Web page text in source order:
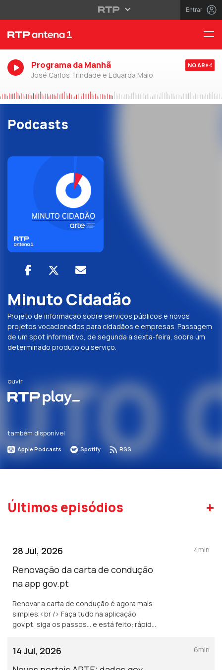
Entrar
Programa da Manhã
José Carlos Trindade e Eduarda Maio
NO AR
Podcasts
Minuto Cidadão
Projeto de informação sobre serviços públicos e novos
projetos vocacionados para cidadãos e empresas. Passagem
de um spot informativo, de segunda a sexta-feira, sobre um
determinado produto ou serviço.
ouvir
também disponível
Apple Podcasts Spotify RSS
Últimos episódios +
28 Jul, 2026
Renovação da carta de condução
na app gov.pt
Renovar a carta de condução é agora mais
simples.<br /> Faça tudo na aplicação
gov.pt, siga os passos… e está feito: rápido,
4min
14 Jul, 2026
6min